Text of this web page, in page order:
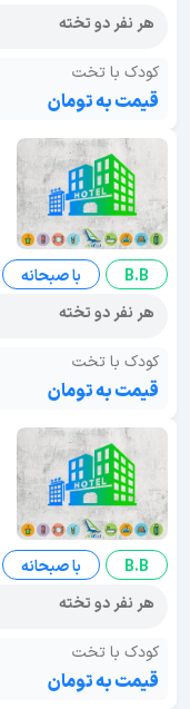
هر نفر دو تخته
کودک با تخت
قیمت به تومان
B.B
با صبحانه
هر نفر دو تخته
کودک با تخت
قیمت به تومان
B.B
با صبحانه
هر نفر دو تخته
کودک با تخت
قیمت به تومان